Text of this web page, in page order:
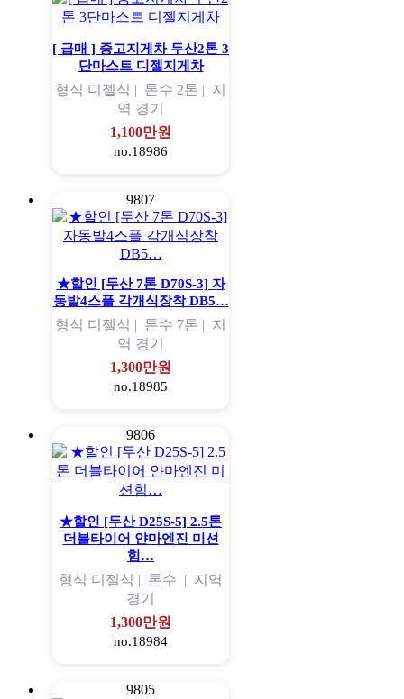
[ 급매 ] 중고지게차 두산2톤 3
단마스트 디젤지게차
형식 디젤식 | 톤수 2톤 | 지
역 경기
1,100만원
no.18986
9807
★할인 [두산 7톤 D70S-3] 자
동발4스플 각개식장착 DB5…
형식 디젤식 | 톤수 7톤 | 지
역 경기
1,300만원
no.18985
9806
★할인 [두산 D25S-5] 2.5톤
더블타이어 얀마엔진 미션
힘…
형식 디젤식 | 톤수 | 지역
경기
1,300만원
no.18984
9805